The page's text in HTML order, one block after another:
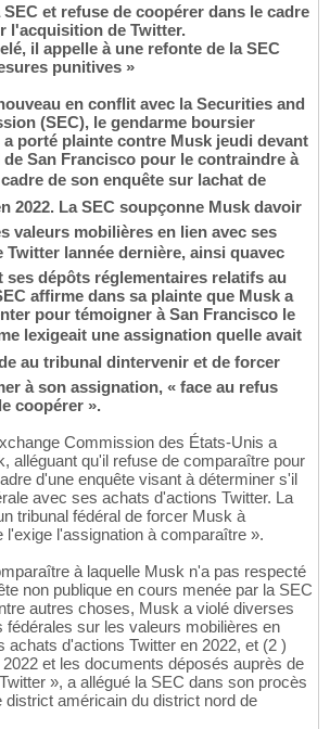
et refuse de coopérer dans le cadre
l'acquisition de Twitter.
il appelle à une refonte de la SEC
punitives »
en conflit avec la Securities and
(SEC), le gendarme boursier
a porté plainte contre Musk jeudi devant
San Francisco pour le contraindre à
de son enquête sur lachat de
2022. La SEC soupçonne Musk davoir
valeurs mobilières en lien avec ses
Twitter lannée dernière, ainsi quavec
ses dépôts réglementaires relatifs au
affirme dans sa plainte que Musk a
pour témoigner à San Francisco le
lexigeait une assignation quelle avait
au tribunal dintervenir et de forcer
à son assignation, « face au refus
coopérer ».
Commission des États-Unis a
alléguant qu'il refuse de comparaître pour
d'une enquête visant à déterminer s'il
avec ses achats d'actions Twitter. La
tribunal fédéral de forcer Musk à
l'exige l'assignation à comparaître ».
à laquelle Musk n'a pas respecté
non publique en cours menée par la SEC
autres choses, Musk a violé diverses
fédérales sur les valeurs mobilières en
achats d'actions Twitter en 2022, et (2 )
et les documents déposés auprès de
», a allégué la SEC dans son procès
district américain du district nord de